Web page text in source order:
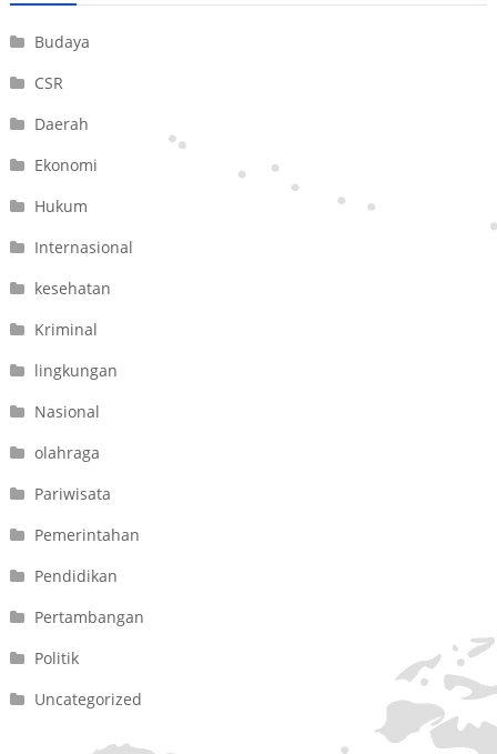
Budaya
CSR
Daerah
Ekonomi
Hukum
Internasional
kesehatan
Kriminal
lingkungan
Nasional
olahraga
Pariwisata
Pemerintahan
Pendidikan
Pertambangan
Politik
Uncategorized